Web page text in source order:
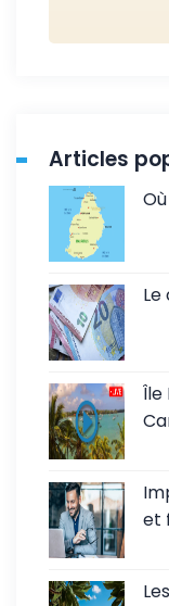
Articles
Île
et